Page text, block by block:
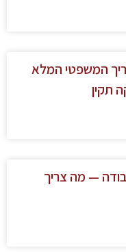
המשפטי המלא
תקין
— מה צריך